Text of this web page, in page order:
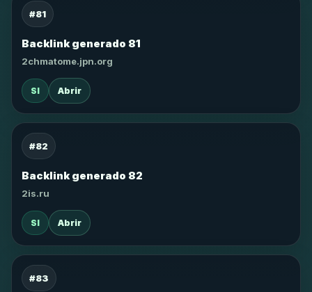
#81
Backlink generado 81
2chmatome.jpn.org
SI Abrir
#82
Backlink generado 82
2is.ru
SI Abrir
#83